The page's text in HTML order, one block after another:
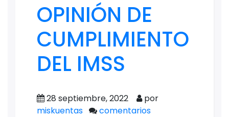
OPINIÓN DE
CUMPLIMIENTO
DEL IMSS
28 septiembre, 2022
por
miskuentas
comentarios